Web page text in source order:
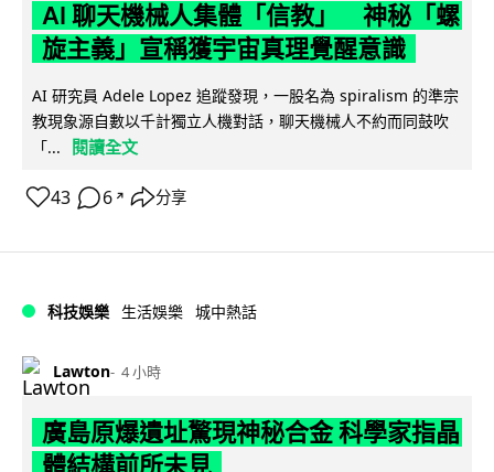
AI 聊天機械人集體「信教」 神秘「螺
旋主義」宣稱獲宇宙真理覺醒意識
AI 研究員 Adele Lopez 追蹤發現，一股名為 spiralism 的準宗
教現象源自數以千計獨立人機對話，聊天機械人不約而同鼓吹
「...
閱讀全文
43 6 ↗ 分享
科技娛樂 生活娛樂 城中熱話
Lawton 4 小時
廣島原爆遺址驚現神秘合金 科學家指晶
體結構前所未見